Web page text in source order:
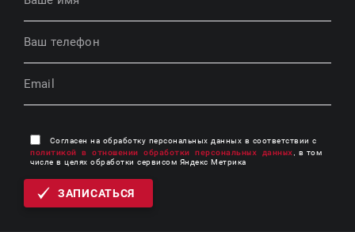
ЗАПИСАТЬСЯ
Согласен на обработку персональных данных в соответствии с
политикой в отношении обработки персональных данных , в том
числе в целях обработки сервисом Яндекс Метрика